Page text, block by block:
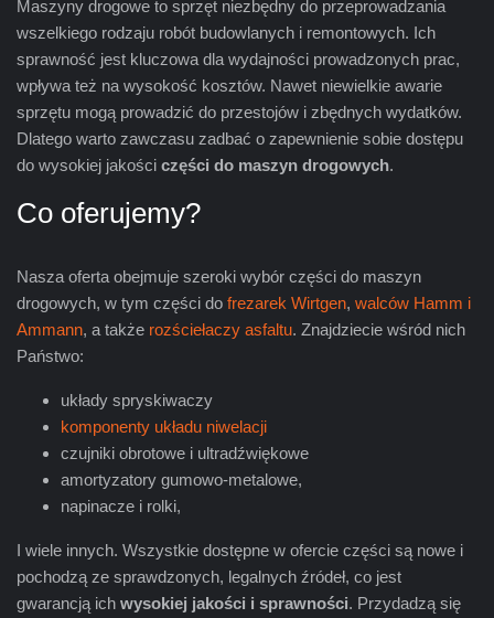
Maszyny drogowe to sprzęt niezbędny do przeprowadzania
wszelkiego rodzaju robót budowlanych i remontowych. Ich
sprawność jest kluczowa dla wydajności prowadzonych prac,
wpływa też na wysokość kosztów. Nawet niewielkie awarie
sprzętu mogą prowadzić do przestojów i zbędnych wydatków.
Dlatego warto zawczasu zadbać o zapewnienie sobie dostępu
do wysokiej jakości części do maszyn drogowych.
Co oferujemy?
Nasza oferta obejmuje szeroki wybór części do maszyn
drogowych, w tym części do frezarek Wirtgen, walców Hamm i
Ammann, a także rozściełaczy asfaltu. Znajdziecie wśród nich
Państwo:
układy spryskiwaczy
komponenty układu niwelacji
czujniki obrotowe i ultradźwiękowe
amortyzatory gumowo-metalowe,
napinacze i rolki,
I wiele innych. Wszystkie dostępne w ofercie części są nowe i
pochodzą ze sprawdzonych, legalnych źródeł, co jest
gwarancją ich wysokiej jakości i sprawności. Przydadzą się